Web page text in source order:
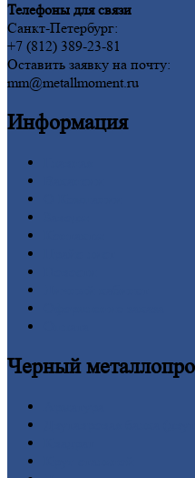
Телефоны для связи
Санкт-Петербург:
+7 (812) 389-23-81
Оставить заявку на почту:
mm@metallmoment.ru
Информация
Черный